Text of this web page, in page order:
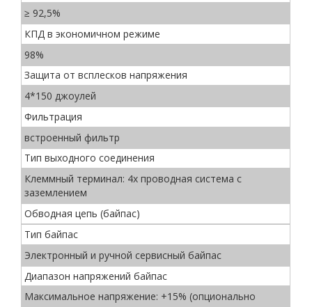
≥ 92,5%
КПД в экономичном режиме
98%
Защита от всплесков напряжения
4*150 джоулей
Фильтрация
встроенный фильтр
Тип выходного соединения
Клеммный терминал: 4х проводная система с
заземлением
Обводная цепь (байпас)
Тип байпас
Электронный и ручной сервисный байпас
Диапазон напряжений байпас
Максимальное напряжение: +15% (опционально